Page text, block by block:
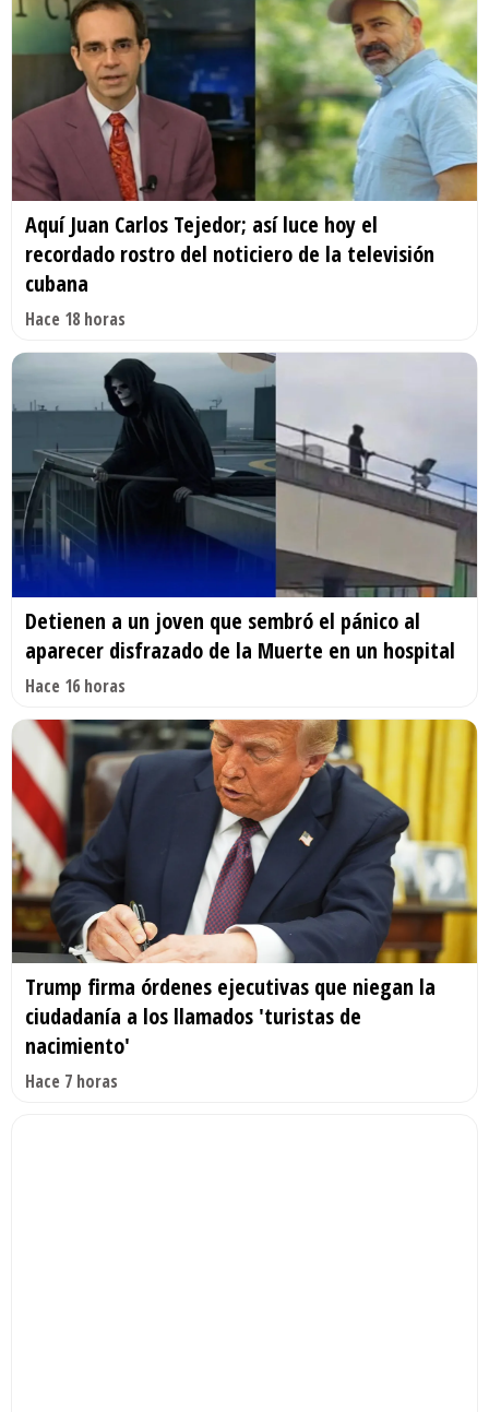
Aquí Juan Carlos Tejedor; así luce hoy el
recordado rostro del noticiero de la televisión
cubana
Hace 18 horas
Detienen a un joven que sembró el pánico al
aparecer disfrazado de la Muerte en un hospital
Hace 16 horas
Trump firma órdenes ejecutivas que niegan la
ciudadanía a los llamados 'turistas de
nacimiento'
Hace 7 horas